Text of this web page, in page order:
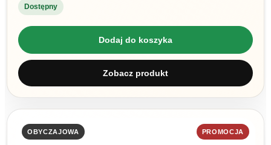
Dostępny
Dodaj do koszyka
Zobacz produkt
OBYCZAJOWA PROMOCJA